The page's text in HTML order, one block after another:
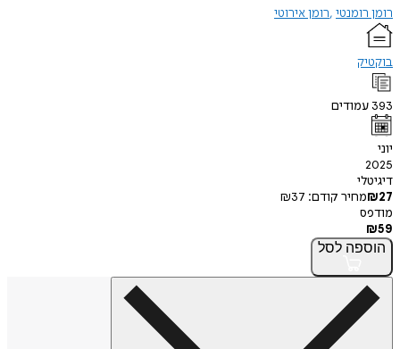
רומן רומנטי רומן אירוטי
בוקטיק
393 עמודים
יוני
2025
דיגיטלי
₪27 מחיר קודם: ₪37
מודפס
₪59
הוספה לסל